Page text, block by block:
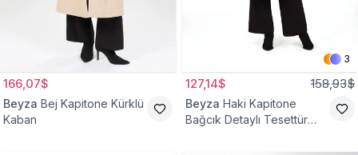
166,07$
Beyza Bej Kapitone Kürklü
Kaban
3
127,14$ 158,93$
Beyza Haki Kapitone
Bağcık Detaylı Tesettür